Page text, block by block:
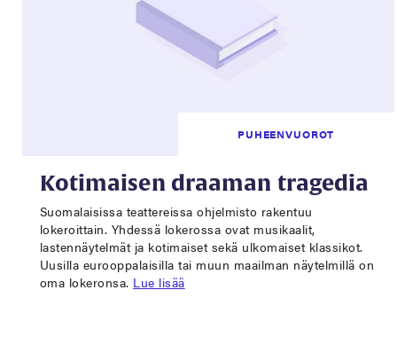
PUHEENVUOROT
Kotimaisen draaman tragedia
Suomalaisissa teattereissa ohjelmisto rakentuu
lokeroittain. Yhdessä lokerossa ovat musikaalit,
lastennäytelmät ja kotimaiset sekä ulkomaiset klassikot.
Uusilla eurooppalaisilla tai muun maailman näytelmillä on
oma lokeronsa. Lue lisää